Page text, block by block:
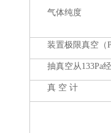
气体纯度
装置极限真空（
抽真空从133Pa
真 空 计